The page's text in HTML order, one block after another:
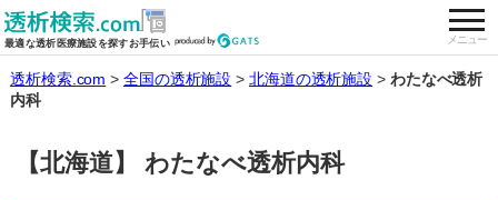
最適な透析医療施設を探すお手伝い メニュー
全国の透析施設を検索する
透析検索.com 全国の透析施設 北海道の透析施設
わたなべ透析
内科
【北海道】 わたなべ透析内科